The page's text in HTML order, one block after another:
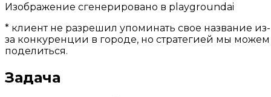
Изображение сгенерировано в playgroundai
* клиент не разрешил упоминать свое название из-
за конкуренции в городе, но стратегией мы можем
поделиться.
Задача